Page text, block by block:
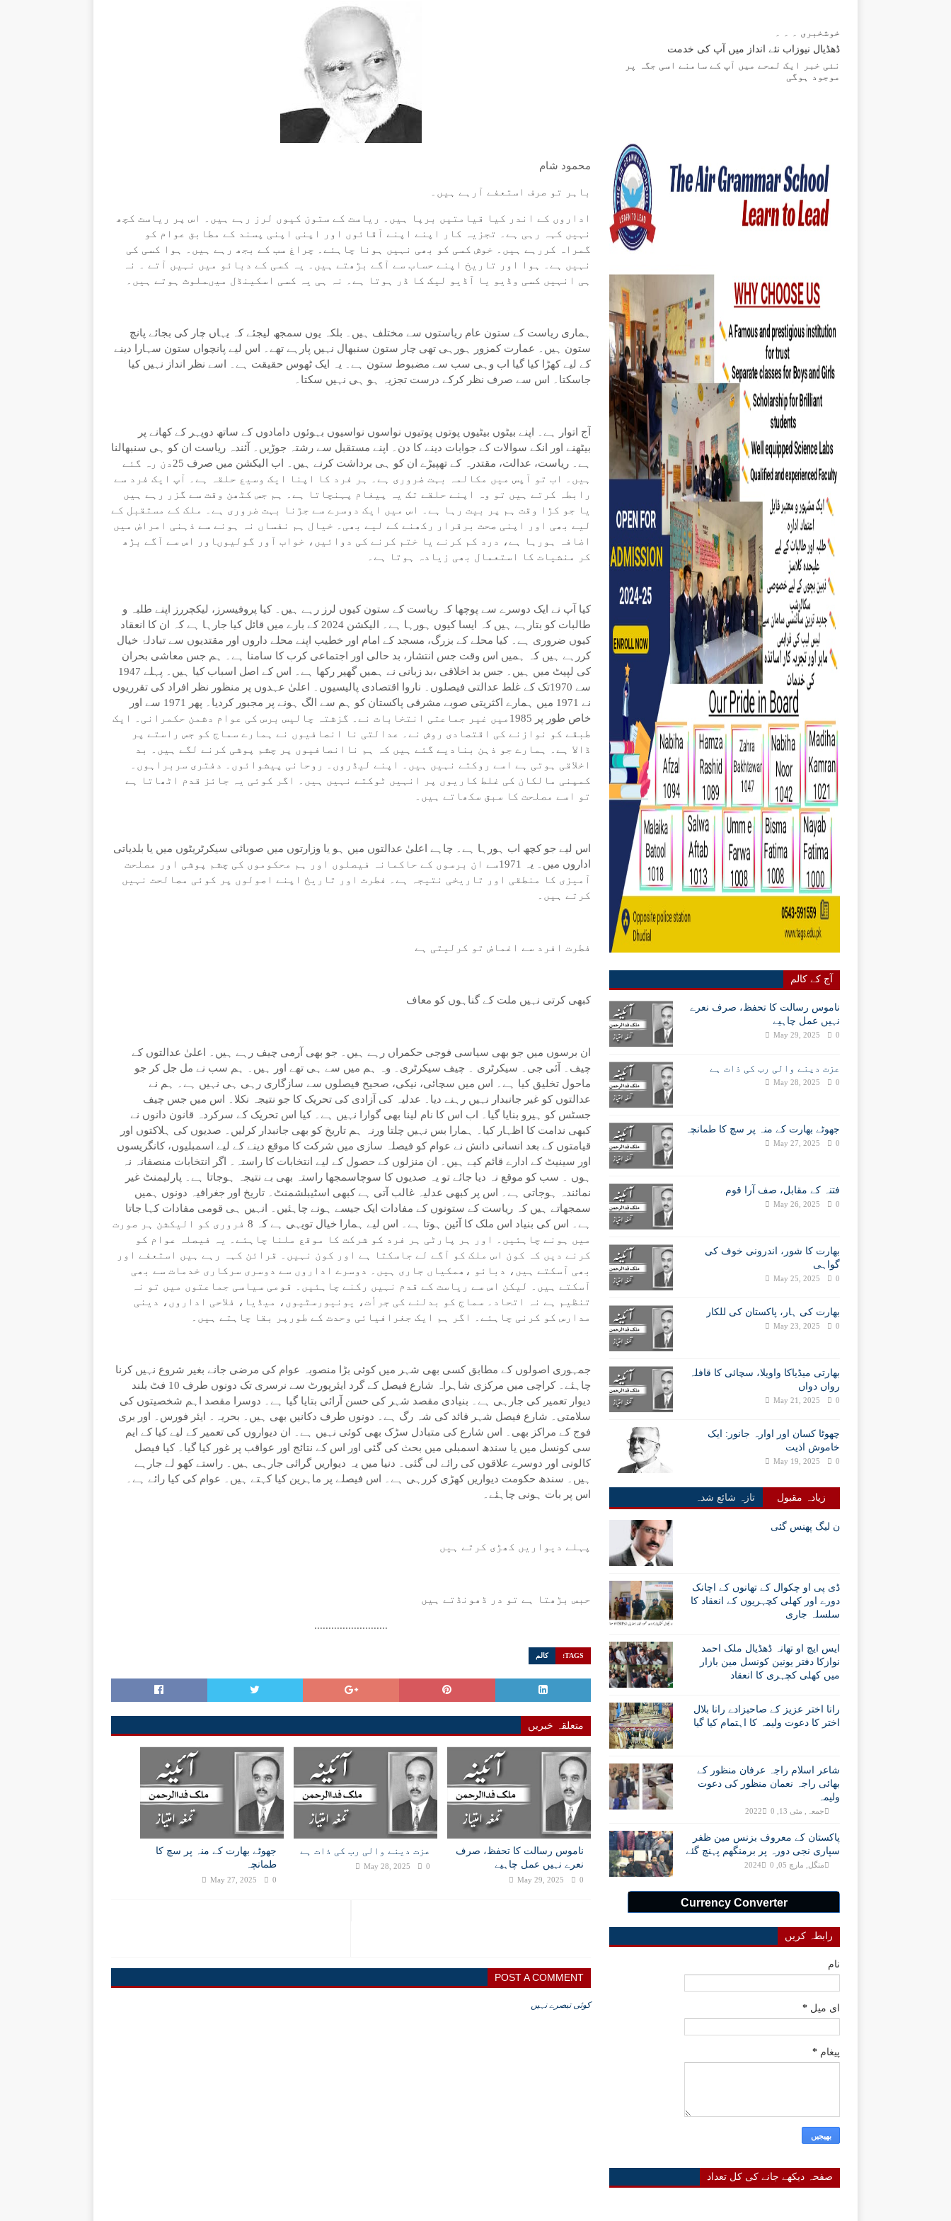
محمود شام
باہر تو صرف استعفے آرہے ہیں۔
اداروں کے اندر کیا قیامتیں برپا ہیں۔ ریاست کے ستون کیوں لرز رہے ہیں۔ اس پر ریاست کچھ
نہیں کہہ رہی ہے۔ تجزیہ کار اپنے اپنے آقائوں اور اپنی اپنی پسند کے مطابق عوام کو
گمراہ کررہے ہیں۔ خوش کسی کو بھی نہیں ہونا چاہئے۔ چراغ سب کے بجھ رہے ہیں۔ ہوا کسی کی
نہیں ہے۔ ہوا اور تاریخ اپنے حساب سے آگے بڑھتے ہیں۔ یہ کسی کے دبائو میں نہیں آتے ۔ نہ
ہی انہیں کسی وڈیو یا آڈیو لیک کا ڈر ہوتا ہے۔ نہ ہی یہ کسی اسکینڈل میںملوث ہوتے ہیں۔
ہماری ریاست کے ستون عام ریاستوں سے مختلف ہیں۔ بلکہ یوں سمجھ لیجئے کہ یہاں چار کی بجائے پانچ
ستون ہیں۔ عمارت کمزور ہورہی تھی چار ستون سنبھال نہیں پارہے تھے۔ اس لیے پانچواں ستون سہارا دینے
کے لیے کھڑا کیا گیا اب وہی سب سے مضبوط ستون ہے۔ یہ ایک ٹھوس حقیقت ہے۔ اسے نظر انداز نہیں کیا
جاسکتا۔ اس سے صرف نظر کرکے درست تجزیہ ہو ہی نہیں سکتا۔
آج اتوار ہے۔ اپنے بیٹوں بیٹیوں پوتوں پوتیوں نواسوں نواسیوں بہوئوں دامادوں کے ساتھ دوپہر کے کھانے پر
بیٹھنے اور انکے سوالات کے جوابات دینے کا دن۔ اپنے مستقبل سے رشتہ جوڑیں۔ آئندہ ریاست ان کو ہی سنبھالنا
ہے۔ ریاست، عدالت، مقتدرہ کے تھپیڑے ان کو ہی برداشت کرنے ہیں۔ اب الیکشن میں صرف 25دن رہ گئے
ہیں۔ اب تو آپس میں مکالمہ بہت ضروری ہے۔ ہر فرد کا اپنا ایک وسیع حلقہ ہے۔ آپ ایک فرد سے
رابطہ کرتے ہیں تو وہ اپنے حلقے تک یہ پیغام پہنچاتا ہے۔ ہم جس کٹھن وقت سے گزر رہے ہیں
یا جو کڑا وقت ہم پر بیت رہا ہے۔ اس میں ایک دوسرے سے جڑنا بہت ضروری ہے۔ ملک کے مستقبل کے
لیے بھی اور اپنی صحت برقرار رکھنے کے لیے بھی۔ خیال ہم نفساں نہ ہونے سے ذہنی امراض میں
اضافہ ہورہا ہے، درد کم کرنے یا ختم کرنے کی دوائیں، خواب آور گولیوںاور اس سے آگے بڑھ
کر منشیات کا استعمال بھی زیادہ ہوتا ہے۔
کیا آپ نے ایک دوسرے سے پوچھا کہ ریاست کے ستون کیوں لرز رہے ہیں۔ کیا پروفیسرز، لیکچررز اپنے طلبہ و
طالبات کو بتارہے ہیں کہ ایسا کیوں ہورہا ہے۔ الیکشن 2024 کے بارے میں قائل کیا جارہا ہے کہ ان کا انعقاد
کیوں ضروری ہے۔ کیا محلے کے بزرگ، مسجد کے امام اور خطیب اپنے محلے داروں اور مقتدیوں سے تبادلۂ خیال
کررہے ہیں کہ ہمیں اس وقت جس انتشار، بد حالی اور اجتماعی کرب کا سامنا ہے۔ ہم جس معاشی بحران
کی لپیٹ میں ہیں۔ جس بد اخلاقی ،بد زبانی نے ہمیں گھیر رکھا ہے۔ اس کے اصل اسباب کیا ہیں۔ پہلے 1947
سے 1970تک کے غلط عدالتی فیصلوں۔ ناروا اقتصادی پالیسیوں۔ اعلیٰ عہدوں پر منظور نظر افراد کی تقرریوں
نے 1971 میں ہمارے اکثریتی صوبے مشرقی پاکستان کو ہم سے الگ ہونے پر مجبور کردیا۔ پھر 1971 سے اور
خاص طور پر 1985میں غیر جماعتی انتخابات نے۔ گزشتہ چالیس برس کی عوام دشمن حکمرانی۔ ایک
طبقے کو نوازنے کی اقتصادی روش نے۔ عدالتی نا انصافیوں نے ہمارے سماج کو جس راستے پر
ڈالا ہے۔ ہمارے جو ذہن بنادیے گئے ہیں کہ ہم ناانصافیوں پر چشم پوشی کرنے لگے ہیں۔ بد
اخلاقی ہوتی ہے اسے روکتے نہیں ہیں۔ اپنے لیڈروں۔ روحانی پیشوائوں۔ دفتری سربراہوں۔
کمپنی مالکان کی غلط کاریوں پر انہیں ٹوکتے نہیں ہیں۔ اگر کوئی یہ جائز قدم اٹھاتا ہے
تو اسے مصلحت کا سبق سکھاتے ہیں۔
اس لیے جو کچھ اب ہورہا ہے۔ چاہے اعلیٰ عدالتوں میں ہو یا وزارتوں میں صوبائی سیکرٹریٹوں میں یا بلدیاتی
اداروں میں۔ یہ 1971سے ان برسوں کے حاکمانہ فیصلوں اور ہم محکوموں کی چشم پوشی اور مصلحت
آمیزی کا منطقی اور تاریخی نتیجہ ہے۔ فطرت اور تاریخ اپنے اصولوں پر کوئی مصالحت نہیں
کرتے ہیں۔
فطرت افرد سے اغماض تو کرلیتی ہے
کبھی کرتی نہیں ملت کے گناہوں کو معاف
ان برسوں میں جو بھی سیاسی فوجی حکمراں رہے ہیں۔ جو بھی آرمی چیف رہے ہیں۔ اعلیٰ عدالتوں کے
چیف۔ آئی جی۔ سیکرٹری ۔ چیف سیکرٹری۔ وہ ہم میں سے ہی تھے اور ہیں۔ ہم سب نے مل جل کر جو
ماحول تخلیق کیا ہے۔ اس میں سچائی، نیکی، صحیح فیصلوں سے سازگاری رہی ہی نہیں ہے۔ ہم نے
عدالتوں کو غیر جانبدار نہیں رہنے دیا۔ عدلیہ کی آزادی کی تحریک کا جو نتیجہ نکلا۔ اس میں جس چیف
جسٹس کو ہیرو بنایا گیا۔ اب اس کا نام لینا بھی گوارا نہیں ہے۔ کیا اس تحریک کے سرکردہ قانون دانوں نے
کبھی ندامت کا اظہار کیا۔ ہمارا بس نہیں چلتا ورنہ ہم تاریخ کو بھی جانبدار کرلیں۔ صدیوں کی ہلاکتوں اور
قیامتوں کے بعد انسانی دانش نے عوام کو فیصلہ سازی میں شرکت کا موقع دینے کے لیے اسمبلیوں، کانگریسوں
اور سینیٹ کے ادارے قائم کیے ہیں۔ ان منزلوں کے حصول کے لیے انتخابات کا راستہ۔ اگر انتخابات منصفانہ نہ
ہوں ۔ سب کو موقع نہ دیا جائے تو یہ صدیوں کا سوچاسمجھا راستہ بھی بے نتیجہ ہوجاتا ہے۔ پارلیمنٹ غیر
نمائندہ ہوجاتی ہے۔ اس پر کبھی عدلیہ غالب آتی ہے کبھی اسٹیبلشمنٹ۔ تاریخ اور جغرافیہ دونوں ہمیں
سمجھاتے ہیں کہ ریاست کے ستونوں کے مفادات ایک جیسے ہونے چاہئیں۔ انہیں ہی قومی مفادات کہا جاتا
ہے۔ اس کی بنیاد اس ملک کا آئین ہوتا ہے۔ اس لیے ہمارا خیال تویہی ہے کہ 8 فروری کو الیکشن ہر صورت
میں ہونے چاہئیں۔ اور ہر پارٹی ہر فرد کو شرکت کا موقع ملنا چاہئے۔ یہ فیصلہ عوام کو
کرنے دیں کہ کون اس ملک کو آگے لے جاسکتا ہے اور کون نہیں۔ قرائن کہہ رہے ہیں استعفے اور
بھی آسکتے ہیں، دبائو ،ھمکیاں جاری ہیں۔ دوسرے اداروں سے دوسری سرکاری خدمات سے بھی
آسکتے ہیں۔ لیکن اس سے ریاست کے قدم نہیں رکنے چاہئیں۔ قومی سیاسی جماعتوں میں تو نہ
تنظیم ہے نہ اتحاد۔ سماج کو بدلنے کی جرأت، یونیورسٹیوں، میڈیا، فلاحی اداروں، دینی
مدارس کو کرنی چاہئے۔ اگر ہم ایک جغرافیائی وحدت کے طورپر بقا چاہتے ہیں۔
جمہوری اصولوں کے مطابق کسی بھی شہر میں کوئی بڑا منصوبہ عوام کی مرضی جانے بغیر شروع نہیں کرنا
چاہئے۔ کراچی میں مرکزی شاہراہ شارع فیصل کے گرد ایئرپورٹ سے نرسری تک دونوں طرف 10 فٹ بلند
دیوار تعمیر کی جارہی ہے۔ بنیادی مقصد شہر کی حسن آرائی بتایا گیا ہے۔ دوسرا مقصد اہم شخصیتوں کی
سلامتی۔ شارع فیصل شہر قائد کی شہ رگ ہے۔ دونوں طرف دکانیں بھی ہیں۔ بحریہ۔ ایئر فورس۔ اور بری
فوج کے مراکز بھی۔ اس شارع کی متبادل سڑک بھی کوئی نہیں ہے۔ ان دیواروں کی تعمیر کے لیے کیا کے ایم
سی کونسل میں یا سندھ اسمبلی میں بحث کی گئی اور اس کے نتائج اور عواقب پر غور کیا گیا۔ کیا فیصل
کالونی اور دوسرے علاقوں کی رائے لی گئی۔ دنیا میں یہ دیواریں گرائی جارہی ہیں۔ راستے کھو لے جارہے
ہیں۔ سندھ حکومت دیواریں کھڑی کررہی ہے۔ اس فیصلے پر ماہرین کیا کہتے ہیں۔ عوام کی کیا رائے ہے۔
اس پر بات ہونی چاہئے۔
پہلے دیواریں کھڑی کرتے ہیں
حبس بڑھتا ہے تو در ڈھونڈتے ہیں
..........................
TAGS: کالم
متعلقہ خبریں
ناموس رسالت کا تحفظ، صرف
نعرے نہیں عمل چاہیے
May 29, 2025 0
عزت دینے والی رب کی ذات ہے
May 28, 2025 0
جھوٹے بھارت کے منہ پر سچ کا
طمانچہ
May 27, 2025 0
POST A COMMENT
کوئی تبصرے نہیں
ڈھڈیال نیوزاب نئے انداز میں آپ کی خدمت
نئی خبر ایک لمحے میں آپ کے سامنے اسی جگہ پر
موجود ہوگی
آج کے کالم
ناموس رسالت کا تحفظ، صرف نعرے
نہیں عمل چاہیے
May 29, 2025 0
عزت دینے والی رب کی ذات ہے
May 28, 2025 0
جھوٹے بھارت کے منہ پر سچ کا طمانچہ
May 27, 2025 0
فتنہ کے مقابل، صف آرا قوم
May 26, 2025 0
بھارت کا شور، اندرونی خوف کی
گواہی
May 25, 2025 0
بھارت کی ہار، پاکستان کی للکار
May 23, 2025 0
بھارتی میڈیاکا واویلا، سچائی کا قافلہ
رواں دواں
May 21, 2025 0
چھوٹا کسان اور اوارہ جانور: ایک
خاموش اذیت
May 19, 2025 0
زیادہ مقبول تازہ شائع شدہ
ن لیگ پھنس گئی
ڈی پی او چکوال کے تھانوں کے اچانک
دورے اور کھلی کچہریوں کے انعقاد کا
سلسلہ جاری
ایس ایچ او تھانہ ڈھڈیال ملک احمد
نوازکا دفتر یونین کونسل مین بازار
میں کھلی کچہری کا انعقاد
رانا اختر عزیز کے صاحبزادے رانا بلال
اختر کا دعوت ولیمہ کا اہتمام کیا گیا
شاعر اسلام راجہ عرفان منظور کے
بھائی راجہ نعمان منظور کی دعوت
ولیمہ
جمعہ, مئی 13, 2022 0
پاکستان کے معروف بزنس مین ظفر
سپاری نجی دورہ پر برمنگھم پہنچ گئے
منگل, مارچ 05, 2024 0
Currency Converter
رابطہ کریں
نام
ای میل *
پیغام *
صفحہ دیکھے جانے کی کل تعداد